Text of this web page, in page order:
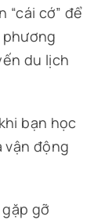
“cái cớ” để
phương
du lịch
bạn học
vận động
gỡ